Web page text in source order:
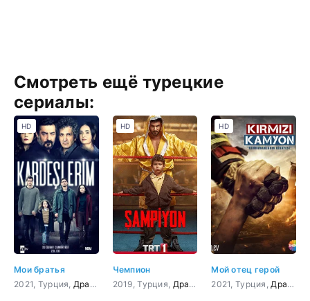
Смотреть ещё турецкие
сериалы:
Мои братья
2021, Турция, Драма
HD
Чемпион
2019, Турция, Драма
HD
Мой отец герой
2021, Турция, Драма
HD